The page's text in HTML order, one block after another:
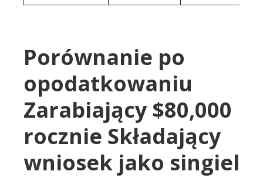
Porównanie po
opodatkowaniu
Zarabiający $80,000
rocznie Składający
wniosek jako singiel